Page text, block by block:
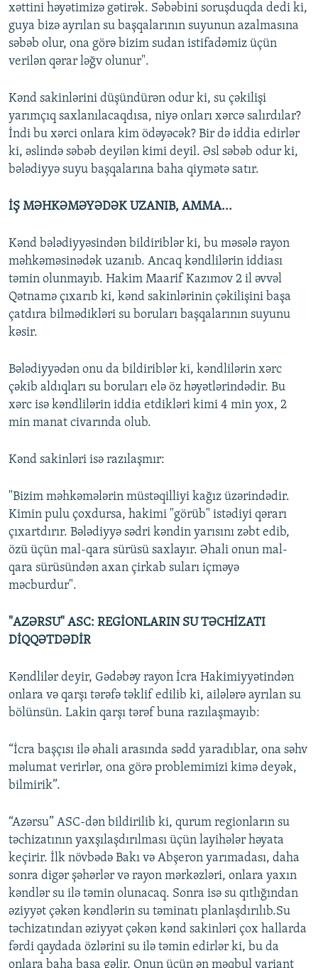
xəttini həyətimizə gətirək. Səbəbini soruşduqda dedi ki,
guya bizə ayrılan su başqalarının suyunun azalmasına
səbəb olur, ona görə bizim sudan istifadəmiz üçün
verilən qərar ləğv olunur".
Kənd sakinlərini düşündürən odur ki, su çəkilişi
yarımçıq saxlanılacaqdısa, niyə onları xərcə salırdılar?
İndi bu xərci onlara kim ödəyəcək? Bir də iddia edirlər
ki, əslində səbəb deyilən kimi deyil. Əsl səbəb odur ki,
bələdiyyə suyu başqalarına baha qiymətə satır.
İŞ MƏHKƏMƏYƏDƏK UZANIB, AMMA...
Kənd bələdiyyəsindən bildiriblər ki, bu məsələ rayon
məhkəməsinədək uzanıb. Ancaq kəndlilərin iddiası
təmin olunmayıb. Hakim Maarif Kazımov 2 il əvvəl
Qətnamə çıxarıb ki, kənd sakinlərinin çəkilişini başa
çatdıra bilmədikləri su boruları başqalarının suyunu
kəsir.
Bələdiyyədən onu da bildiriblər ki, kəndlilərin xərc
çəkib aldıqları su boruları elə öz həyətlərindədir. Bu
xərc isə kəndlilərin iddia etdikləri kimi 4 min yox, 2
min manat civarında olub.
Kənd sakinləri isə razılaşmır:
"Bizim məhkəmələrin müstəqilliyi kağız üzərindədir.
Kimin pulu çoxdursa, hakimi "görüb" istədiyi qərarı
çıxartdırır. Bələdiyyə sədri kəndin yarısını zəbt edib,
özü üçün mal-qara sürüsü saxlayır. Əhali onun mal-
qara sürüsündən axan çirkab suları içməyə
məcburdur".
"AZƏRSU" ASC: REGİONLARIN SU TƏCHİZATI
DİQQƏTDƏDİR
Kəndlilər deyir, Gədəbəy rayon İcra Hakimiyyətindən
onlara və qarşı tərəfə təklif edilib ki, ailələrə ayrılan su
bölünsün. Lakin qarşı tərəf buna razılaşmayıb:
“İcra başçısı ilə əhali arasında sədd yaradıblar, ona səhv
məlumat verirlər, ona görə problemimizi kimə deyək,
bilmirik”.
“Azərsu” ASC-dən bildirilib ki, qurum regionların su
təchizatının yaxşılaşdırılması üçün layihələr həyata
keçirir. İlk növbədə Bakı və Abşeron yarımadası, daha
sonra digər şəhərlər və rayon mərkəzləri, onlara yaxın
kəndlər su ilə təmin olunacaq. Sonra isə su qıtlığından
əziyyət çəkən kəndlərin su təminatı planlaşdırılıb.Su
təchizatından əziyyət çəkən kənd sakinləri çox hallarda
fərdi qaydada özlərini su ilə təmin edirlər ki, bu da
onlara baha başa gəlir. Onun üçün ən məqbul variant